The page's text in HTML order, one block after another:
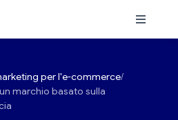
per l'e-commerce
marchio basato sulla